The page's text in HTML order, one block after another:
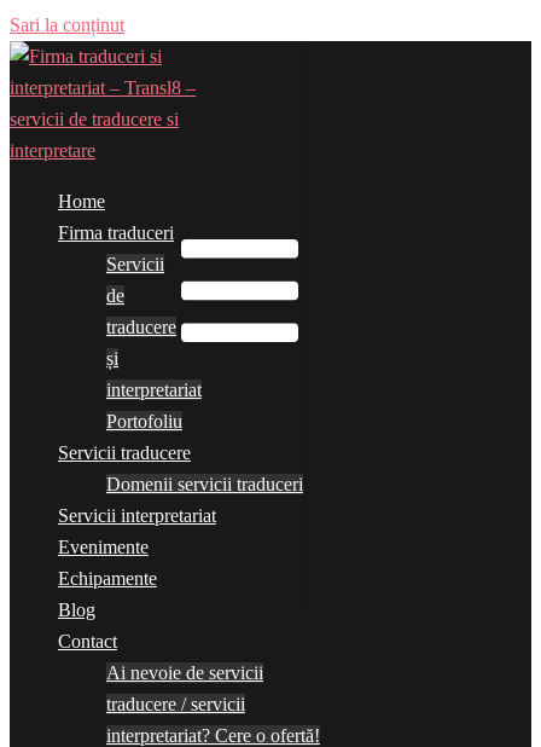
Sari la conținut
Home
Firma traduceri
Servicii
de
traducere
și
interpretariat
Portofoliu
Servicii traducere
Domenii servicii traduceri
Servicii interpretariat
Evenimente
Echipamente
Blog
Contact
Ai nevoie de servicii
traducere / servicii
interpretariat? Cere o ofertă!